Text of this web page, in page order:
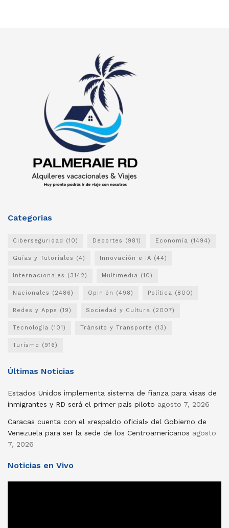
Categorias
Ciberseguridad (10) Deportes (981) Economía (1494)
Guías y Tutoriales (4) Innovación e IA (44)
Internacionales (3142) Multimedia (10)
Nacionales (2486) Opinión (498) Política (800)
Redes y Apps (19) Sociedad y Cultura (2007)
Tecnología (101) Tránsito y Transporte (13)
Turismo (916)
Últimas Noticias
Estados Unidos implementa sistema de fianza para visas de
inmigrantes y RD será el primer país piloto agosto 7, 2026
Caracas cuenta con el «respaldo oficial» del Gobierno de
Venezuela para ser la sede de los Centroamericanos agosto
7, 2026
Noticias en Vivo